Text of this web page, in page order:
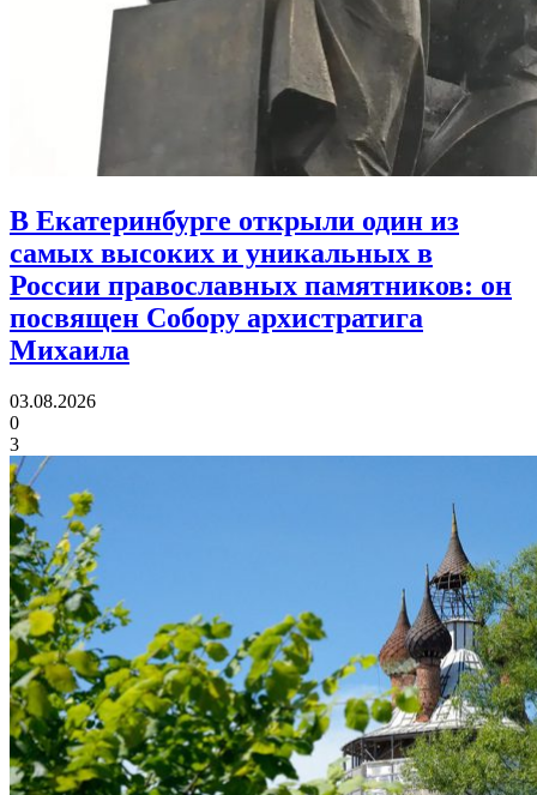
В Екатеринбурге открыли один из
самых высоких и уникальных в
России православных памятников: он
посвящен Собору архистратига
Михаила
03.08.2026
0
3